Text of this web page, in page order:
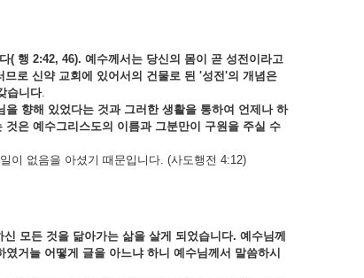
( 행 2:42, 46). 예수께서는 당신의 몸이 곧 성전이라고
로 신약 교회에 있어서의 건물로 된 '성전'의 개념은
습니다.
을 향해 있었다는 것과 그러한 생활을 통하여 언제나 하
은 예수그리스도의 이름과 그분만이 구원을 주실 수
이 없음을 아셨기 때문입니다. (사도행전 4:12)
모든 것을 닮아가는 삶을 살게 되었습니다. 예수님께
거늘 어떻게 글을 아느냐 하니 예수님께서 말씀하시